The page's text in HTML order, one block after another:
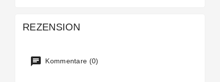
REZENSION
Kommentare (0)